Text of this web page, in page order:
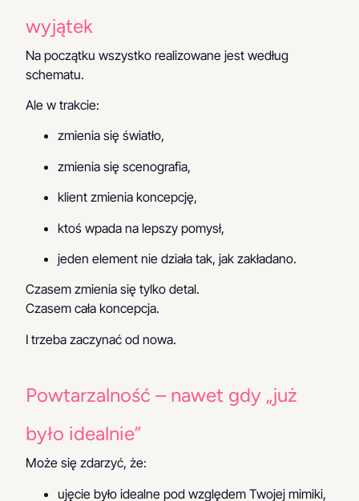
wyjątek
Na początku wszystko realizowane jest według
schematu.
Ale w trakcie:
zmienia się światło,
zmienia się scenografia,
klient zmienia koncepcję,
ktoś wpada na lepszy pomysł,
jeden element nie działa tak, jak zakładano.
Czasem zmienia się tylko detal.
Czasem cała koncepcja.
I trzeba zaczynać od nowa.
Powtarzalność – nawet gdy „już
było idealnie”
Może się zdarzyć, że:
ujęcie było idealne pod względem Twojej mimiki,